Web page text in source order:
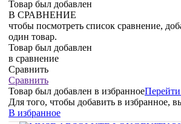
Товар был добавлен
В СРАВНЕНИЕ
чтобы посмотреть список сравнение,
один товар.
Товар был добавлен
в сравнение
Сравнить
Сравнить
Товар был добавлен в избранное
Для того, чтобы добавить в избранное,
В избранное